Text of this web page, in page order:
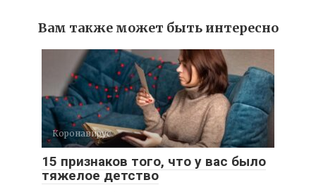
Вам также может быть интересно
Коронавирус
15 признаков того, что у вас было
тяжелое детство